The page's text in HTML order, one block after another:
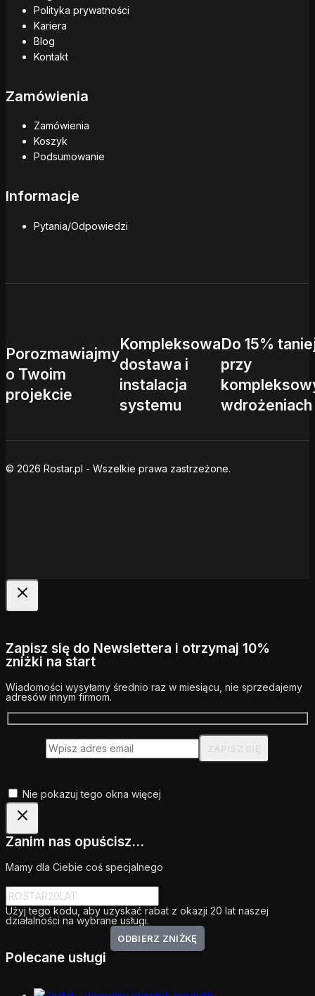
Polityka prywatności
Kariera
Blog
Kontakt
Zamówienia
Zamówienia
Koszyk
Podsumowanie
Informacje
Pytania/Odpowiedzi
Porozmawiajmy
o Twoim
projekcie
Kompleksowa
dostawa i
instalacja
systemu
Do 15%
przy
wdrożeniach
© 2026 Rostar.pl - Wszelkie prawa zastrzeżone.
Zapisz się do Newslettera i otrzymaj 10%
zniżki na start
Wiadomości wysyłamy średnio raz w miesiącu, nie sprzedajemy
adresów innym firmom.
Nie pokazuj tego okna więcej
Zanim nas opuścisz...
Mamy dla Ciebie coś specjalnego
Użyj tego kodu, aby uzyskać rabat z okazji 20 lat naszej
działalności na wybrane usługi.
ODBIERZ ZNIŻKĘ
Polecane usługi